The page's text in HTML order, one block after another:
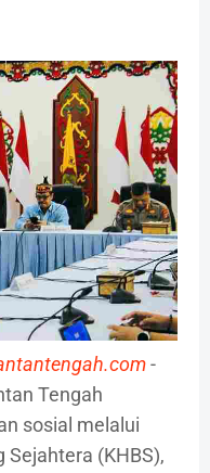
-
Tengah
sosial melalui
(KHBS),